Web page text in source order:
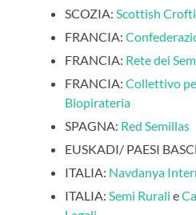
SCOZIA: Scottish
FRANCIA:
FRANCIA: Rete dei
FRANCIA:Collettivo
Biopirateria
SPAGNA: Red Semillas
EUSKADI/ PAESI
ITALIA: Navdanya
ITALIA: Semi Rurali e